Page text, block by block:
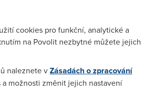
cookies pro funkční, analytické a
na Povolit nezbytné můžete jejich
naleznete vZásadách o zpracování
možnosti změnit jejich nastavení